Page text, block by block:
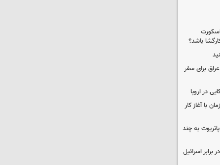
اسکورت
باشد؟
برای سفر
در اروپا
با آغاز کار
موشک پاتریوت به چند
برابر اسرائیل